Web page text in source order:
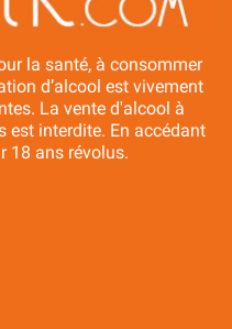
la santé, à consommer
d’alcool est vivement
La vente d'alcool à
est interdite. En accédant
18 ans révolus.